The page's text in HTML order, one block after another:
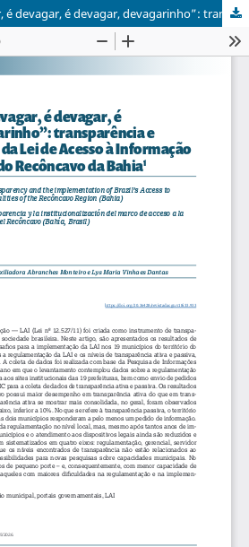
“É devagar, é devagar, é devagar, é devagar, devagarinho”: transparência e implementação da Lei de Acesso à Informação nos municípios do Recôncavo da Bahia